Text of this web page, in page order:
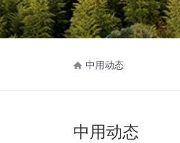
中用动态
中用动态